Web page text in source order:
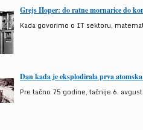
Grejs Hoper: do ratne mornarice do
Kada govorimo o IT sektoru,
Dan kada je eksplodirala prva
Pre tačno 75 godine, tačnije 6.